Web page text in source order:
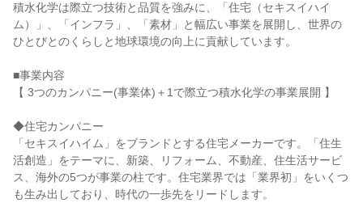
積水化学は際立つ技術と品質を強みに、「住宅（セキスイハイ
ム）」、「インフラ」、「素材」と幅広い事業を展開し、世界の
ひとびとのくらしと地球環境の向上に貢献しています。
■事業内容
【 3つのカンパニー(事業体)＋1で際立つ積水化学の事業展開 】
◆住宅カンパニー
「セキスイハイム」をブランドとする住宅メーカーです。「住生
活創造」をテーマに、新築、リフォーム、不動産、住生活サービ
ス、海外の5つが事業の柱です。住宅業界では「業界初」をいくつ
も生み出しており、時代の一歩先をリードします。